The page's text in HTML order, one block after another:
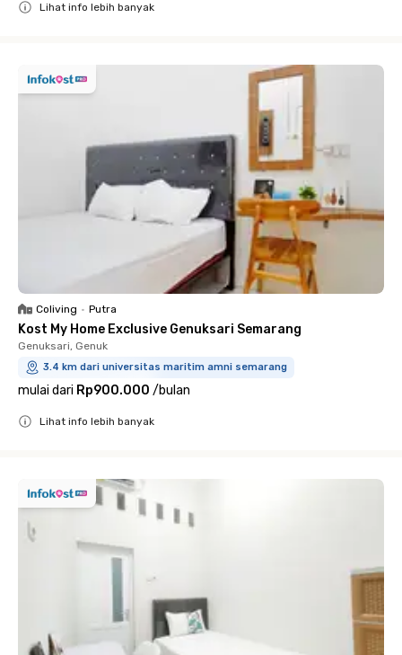
Lihat info lebih banyak
Coliving • Putra
Kost My Home Exclusive Genuksari Semarang
Genuksari, Genuk
3.4 km dari universitas maritim amni semarang
mulai dari Rp900.000 /bulan
Lihat info lebih banyak